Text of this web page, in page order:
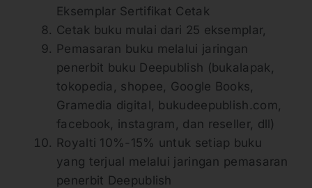
Eksemplar Sertifikat Cetak
Cetak buku mulai dari 25 eksemplar,
Pemasaran buku melalui jaringan
penerbit buku Deepublish (bukalapak,
tokopedia, shopee, Google Books,
Gramedia digital, bukudeepublish.com,
facebook, instagram, dan reseller, dll)
Royalti 10%-15% untuk setiap buku
yang terjual melalui jaringan pemasaran
penerbit Deepublish